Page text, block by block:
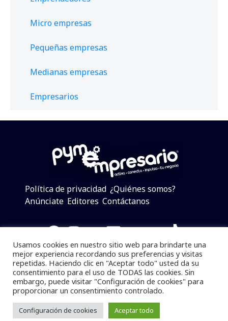
Micro empresas
Pequeñas empresas
Medianas empresas
Empresarios
Política de privacidad ¿Quiénes somos?
Anúnciate Editores Contáctanos
Facebook
Instagram
Twitter
LinkedIn
Telegram
YouTube
TikTok
Pymempresario © 2025 Todos los derechos reservados.
Se prohibe el uso de la información total o parcial sin
dar referencia a la fuente.
Desarrollado poryalla ya!
Usamos cookies en nuestro sitio web para brindarte una
mejor experiencia recordando sus preferencias y visitas
repetidas. Haciendo clic en "Aceptar todo" usted da su
consentimiento para el uso de TODAS las cookies. Sin
embargo, puede visitar "Configuración de cookies" para
proporcionar un consentimiento controlado.
Configuración de cookies Aceptar todo